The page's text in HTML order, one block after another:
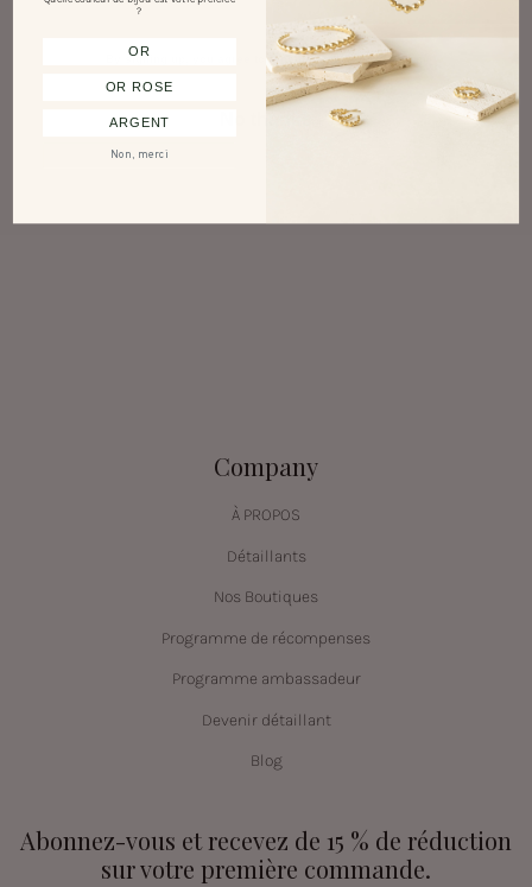
By signing up, you agree to receive emails from Prysm
Company
À PROPOS
Détaillants
Nos Boutiques
Programme de récompenses
Programme ambassadeur
Devenir détaillant
Blog
Abonnez-vous et recevez de 15 % de réduction
sur votre première commande.
?
OR
OR ROSE
ARGENT
Non, merci